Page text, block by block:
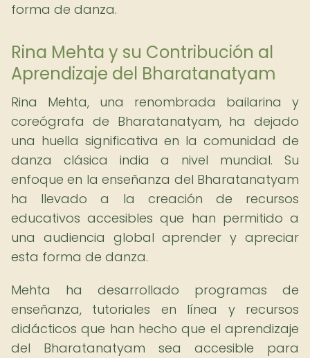
forma de danza.
Rina Mehta y su Contribución al
Aprendizaje del Bharatanatyam
Rina Mehta, una renombrada bailarina y
coreógrafa de Bharatanatyam, ha dejado
una huella significativa en la comunidad de
danza clásica india a nivel mundial. Su
enfoque en la enseñanza del Bharatanatyam
ha llevado a la creación de recursos
educativos accesibles que han permitido a
una audiencia global aprender y apreciar
esta forma de danza.
Mehta ha desarrollado programas de
enseñanza, tutoriales en línea y recursos
didácticos que han hecho que el aprendizaje
del Bharatanatyam sea accesible para